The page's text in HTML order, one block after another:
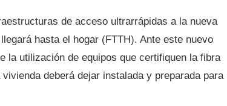
de acceso ultrarrápidas a la nueva
hasta el hogar (FTTH). Ante este nuevo
la utilización de equipos que certifiquen la fibra
deberá dejar instalada y preparada para